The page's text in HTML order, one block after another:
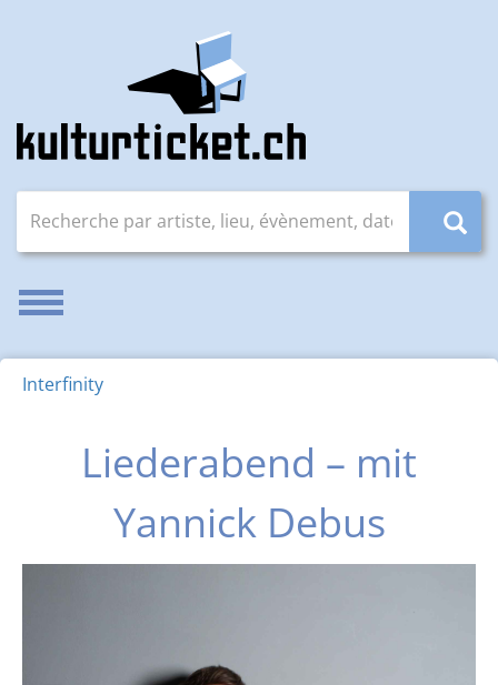
Recherche par artiste, lieu, évènement, date
Activer/désactiver la navigation
Interfinity
Liederabend – mit
Yannick Debus